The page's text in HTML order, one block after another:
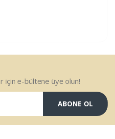
için e-bültene üye olun!
ABONE OL